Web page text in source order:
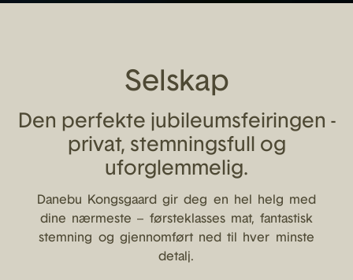
Selskap
Den perfekte jubileumsfeiringen -
privat, stemningsfull og
uforglemmelig.
Danebu Kongsgaard gir deg en hel helg med
dine nærmeste – førsteklasses mat, fantastisk
stemning og gjennomført ned til hver minste
detalj.